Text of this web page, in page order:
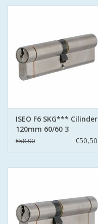
ISEO F6 SKG*** Cilinder
120mm 60/60 3
sleutels
€58,00 €50,50